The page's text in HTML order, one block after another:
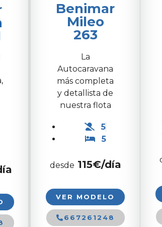
Benimar
Mileo
263
La
Autocaravana
más completa
y detallista de
nuestra flota
5
5
desde 115€/día
VER MODELO
667261248